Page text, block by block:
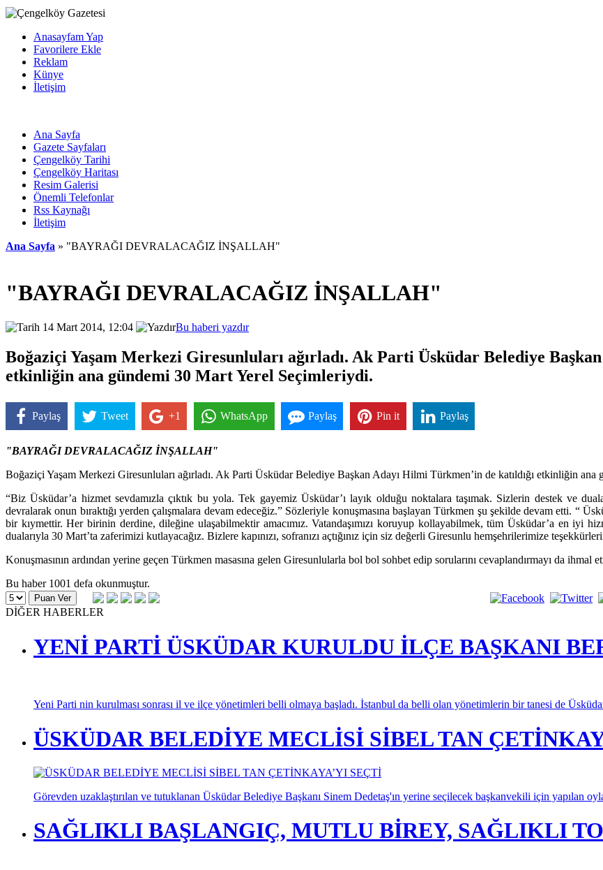
Anasayfam Yap
Favorilere Ekle
Reklam
Künye
İletişim
Ana Sayfa
Gazete Sayfaları
Çengelköy Tarihi
Çengelköy Haritası
Resim Galerisi
Önemli Telefonlar
Rss Kaynağı
İletişim
Ana Sayfa » "BAYRAĞI DEVRALACAĞIZ İNŞALLAH"
"BAYRAĞI DEVRALACAĞIZ İNŞALLAH"
14 Mart 2014, 12:04 Bu haberi yazdır
Boğaziçi Yaşam Merkezi Giresunluları ağırladı. Ak Parti Üsküdar Belediye
etkinliğin ana gündemi 30 Mart Yerel Seçimleriydi.
Paylaş Tweet +1 WhatsApp Paylaş Pin it Paylaş
"BAYRAĞI DEVRALACAĞIZ İNŞALLAH"
Boğaziçi Yaşam Merkezi Giresunluları ağırladı. Ak Parti Üsküdar Belediye Başkan Adayı Hilmi Türkmen’in de katıldığı etkinliğin
“Biz Üsküdar’a hizmet sevdamızla çıktık bu yola. Tek gayemiz Üsküdar’ı layık olduğu noktalara taşımak. Sizlerin destek ve
devralarak onun bıraktığı yerden çalışmalara devam edeceğiz.” Sözleriyle konuşmasına başlayan Türkmen şu şekilde devam etti. “
bir kıymettir. Her birinin derdine, dileğine ulaşabilmektir amacımız. Vatandaşımızı koruyup kollayabilmek, tüm Üsküdar’a en iyi
dualarıyla 30 Mart’ta zaferimizi kutlayacağız. Bizlere kapınızı, sofranızı açtığınız için siz değerli Giresunlu hemşehrilerimize
Konuşmasının ardından yerine geçen Türkmen masasına gelen Giresunlularla bol bol sohbet edip sorularını cevaplandırmayı da ihmal
Bu haber 1001 defa okunmuştur.
DİĞER HABERLER
YENİ PARTİ ÜSKÜDAR KURULDU İLÇE BAŞKANI
Yeni Parti nin kurulması sonrası il ve ilçe yönetimleri belli olmaya başladı. İstanbul da belli olan yönetimlerin bir tanesi de
ÜSKÜDAR BELEDİYE MECLİSİ SİBEL TAN
Görevden uzaklaştırılan ve tutuklanan Üsküdar Belediye Başkanı Sinem Dedetaş'ın yerine seçilecek başkanvekili için yapılan
SAĞLIKLI BAŞLANGIÇ, MUTLU BİREY, SAĞLIKLI